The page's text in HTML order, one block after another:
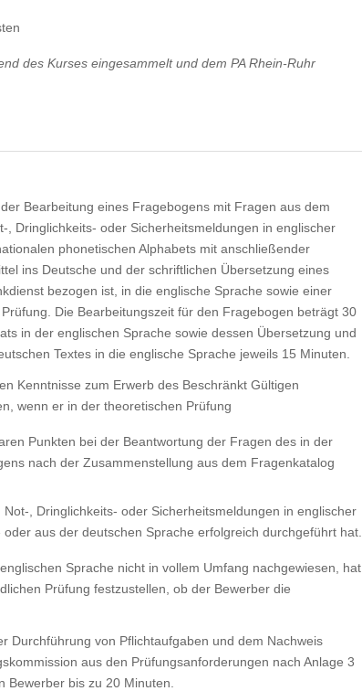
des Kurses eingesammelt und dem PA Rhein-Ruhr
Bearbeitung eines Fragebogens mit Fragen aus dem
, Dringlichkeits- oder Sicherheitsmeldungen in englischer
phonetischen Alphabets mit anschließender
ins Deutsche und der schriftlichen Übersetzung eines
bezogen ist, in die englische Sprache sowie einer
Die Bearbeitungszeit für den Fragebogen beträgt 30
in der englischen Sprache sowie dessen Übersetzung und
Textes in die englische Sprache jeweils 15 Minuten.
Kenntnisse zum Erwerb des Beschränkt Gültigen
wenn er in der theoretischen Prüfung
Punkten bei der Beantwortung der Fragen des in der
nach der Zusammenstellung aus dem Fragenkatalog
, Dringlichkeits- oder Sicherheitsmeldungen in englischer
aus der deutschen Sprache erfolgreich durchgeführt hat.
Sprache nicht in vollem Umfang nachgewiesen, hat
Prüfung festzustellen, ob der Bewerber die
Durchführung von Pflichtaufgaben und dem Nachweis
aus den Prüfungsanforderungen nach Anlage 3
Bewerber bis zu 20 Minuten.